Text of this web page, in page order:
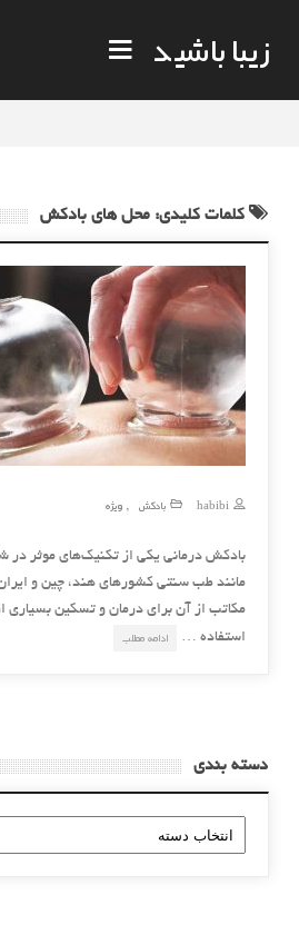
زیبا باشید
کلمات کلیدی: محل های بادکش
habibi
بادکش , ویژه
بادكش‌ درماني يكي از تكنيك‌هاي موثر در
مانند طب سنتي كشورهاي هند، چين و
مكاتب از آن براي درمان و تسكين بسياري
استفاده …
ادامه مطلب
دسته بندی
دسته
بندی